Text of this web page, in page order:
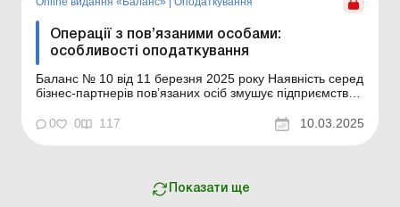
Операції з пов’язаними особами:
особливості оподаткування
Баланс № 10 від 11 березня 2025 року Наявність серед
бізнес-партнерів пов’язаних осіб змушує підприємства
Податковий кодекс (далі – ПК) містить особливі норми
щодо оподаткування господарських операцій з такими
0 0 117 10.03.2025
Показати ще